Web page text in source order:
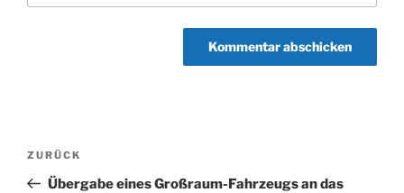
Beitragsnavigation
Vorheriger
Beitrag
ZURÜCK
Übergabe eines Großraum-Fahrzeugs an das